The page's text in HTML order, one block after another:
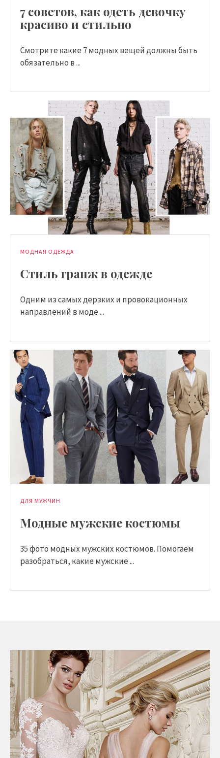
7 советов, как одеть девочку
красиво и стильно
Смотрите какие 7 модных вещей должны быть
обязательно в ...
МОДНАЯ ОДЕЖДА
Стиль гранж в одежде
Одним из самых дерзких и провокационных
направлений в моде ...
ДЛЯ МУЖЧИН
Модные мужские костюмы
35 фото модных мужских костюмов. Помогаем
разобраться, какие мужские ...